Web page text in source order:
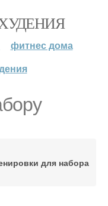
фитнес дома
для набора